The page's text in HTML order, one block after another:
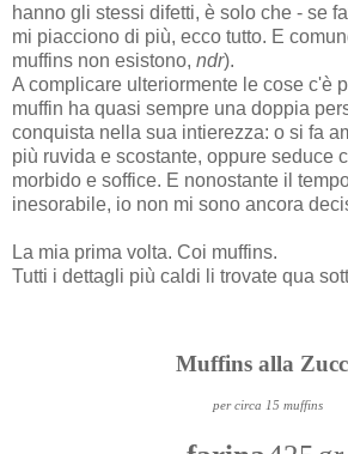
hanno gli stessi difetti, è solo che - se
mi piacciono di più, ecco tutto. E
muffins non esistono, ndr).
A complicare ulteriormente le cose c'è
muffin ha quasi sempre una doppia
conquista nella sua intierezza: o si fa
più ruvida e scostante, oppure seduce
morbido e soffice. E nonostante il
inesorabile, io non mi sono ancora
La mia prima volta. Coi muffins.
Tutti i dettagli più caldi li trovate qua
Muffins alla
per circa 15 muffins